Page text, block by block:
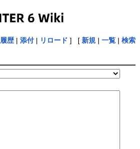
履歴| 添付| リロード ] [ 新規| 一覧| 検索